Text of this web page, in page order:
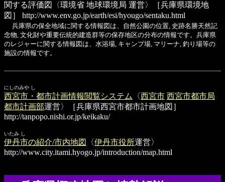
関する評価図
〈環境省 地球環境局 運営〉［兵庫県環境地
図］
http://www.env.go.jp/earth/esi/hyougo/sentaku.html
兵庫県の保全地域に関する情報図は、自然公園の位置, 史跡名勝天然記
念物, 文化財や重要伝統的建造群等の保存地区の分布の情報です。兵庫県
のレジャーに関する情報図は、水浴場, キャンプ場, マリーナ, 釣り場等の
施設の情報です。
にしのみや し
西宮市・都市計画情報閲覧システム 〈西宮市 西宮市都市局
都市計画部運営〉［兵庫県西宮市都市計画地図］
http://tanpopo.nishi.or.jp/keikaku/
いたみ し
伊丹市の紹介/市内地図 〈伊丹市役所運営〉
http://www.city.itami.hyogo.jp/introduction/map.html